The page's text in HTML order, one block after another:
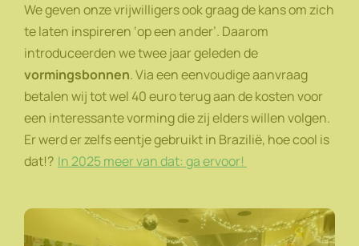
We geven onze vrijwilligers ook graag de kans om zich
te laten inspireren ‘op een ander’. Daarom
introduceerden we twee jaar geleden de
vormingsbonnen. Via een eenvoudige aanvraag
betalen wij tot wel 40 euro terug aan de kosten voor
een interessante vorming die zij elders willen volgen.
Er werd er zelfs eentje gebruikt in Brazilië, hoe cool is
dat!? In 2025 meer van dat: ga ervoor!